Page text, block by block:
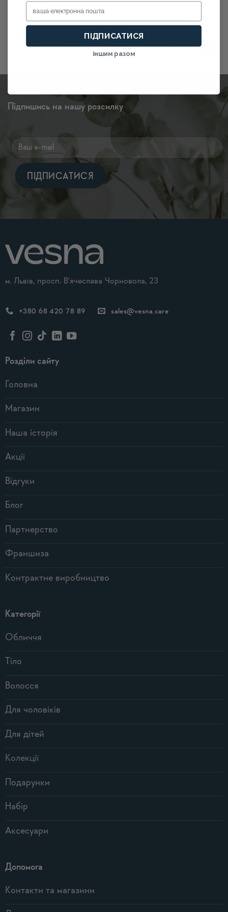
грн
5
1 2 3 … 10 11 12
Підпишись на нашу розсилку
Alternative:
м. Львів, просп. В'ячеслава Чорновола, 23
+380 68 420 78 89 sales@vesna.care
Розділи сайту
Головна
Магазин
Наша історія
Акції
Відгуки
Блог
Партнерство
Франшиза
Контрактне виробництво
Категорії
Обличчя
Тіло
Волосся
Для чоловіків
Для дітей
Колекції
Подарунки
Набір
Аксесуари
Допомога
Контакти та магазини
Email
ПІДПИСАТИСЯ
іншим разом